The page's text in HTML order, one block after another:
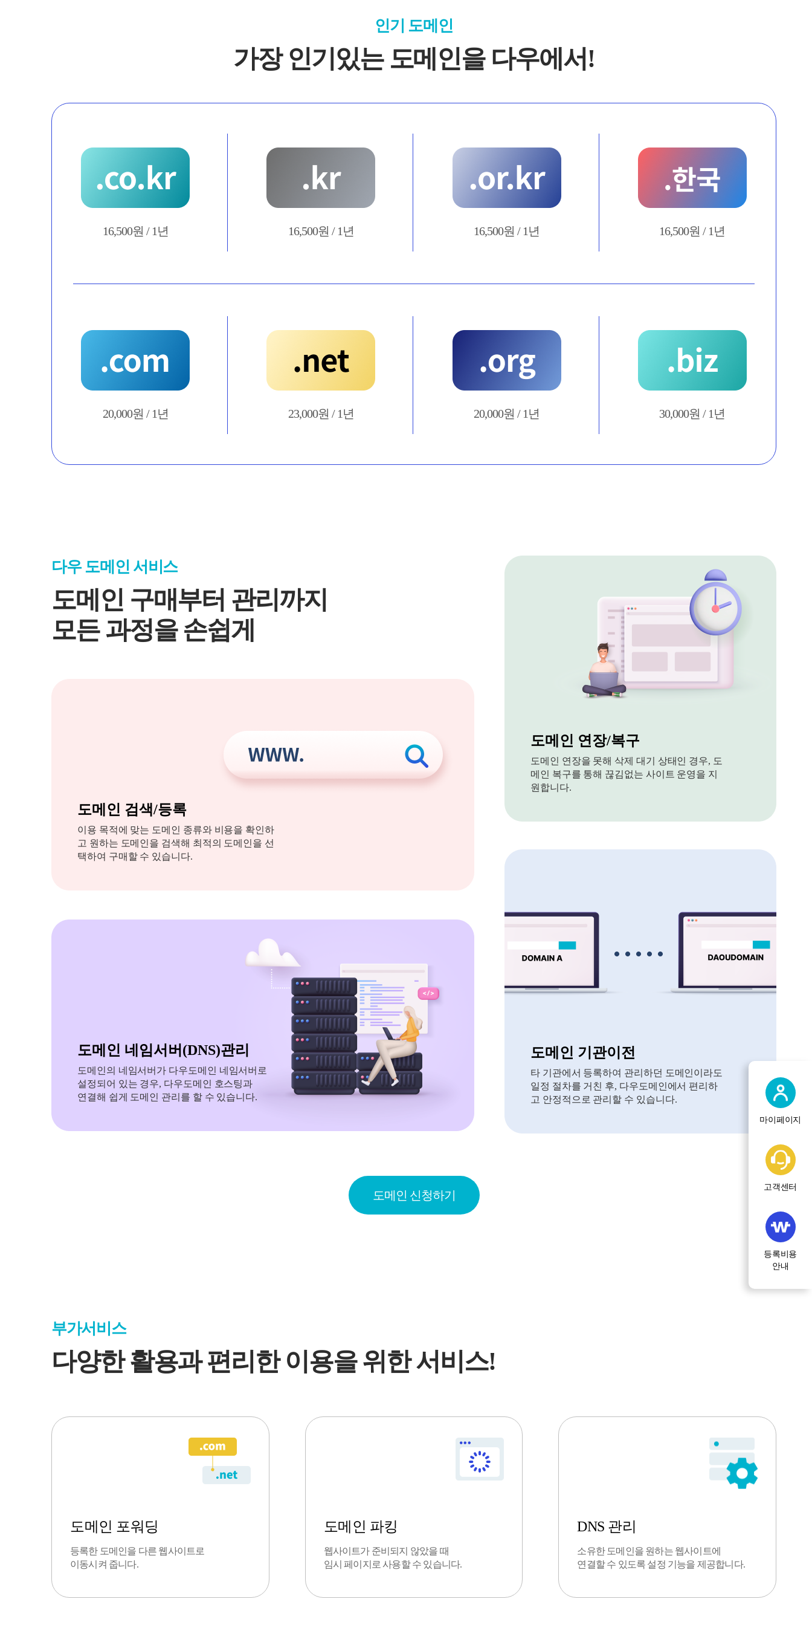
인기 도메인
가장 인기있는 도메인을 다우에서!
16,500원 / 1년 16,500원 / 1년 16,500원 / 1년 16,500원 / 1년
20,000원 / 1년 23,000원 / 1년 20,000원 / 1년 30,000원 / 1년
다우 도메인 서비스
도메인 구매부터 관리까지
모든 과정을 손쉽게
도메인 검색/등록
이용 목적에 맞는 도메인 종류와 비용을 확인하
고 원하는 도메인을 검색해 최적의 도메인을 선
택하여 구매할 수 있습니다.
도메인 네임서버(DNS)관리
도메인의 네임서버가 다우도메인 네임서버로
설정되어 있는 경우, 다우도메인 호스팅과
연결해 쉽게 도메인 관리를 할 수 있습니다.
도메인 연장/복구
도메인 연장을 못해 삭제 대기 상태인 경우, 도
메인 복구를 통해 끊김없는 사이트 운영을 지
원합니다.
도메인 기관이전
타 기관에서 등록하여 관리하던 도메인이라도
일정 절차를 거친 후, 다우도메인에서 편리하
고 안정적으로 관리할 수 있습니다.
도메인 신청하기
부가서비스
다양한 활용과 편리한 이용을 위한 서비스!
도메인 포워딩
등록한 도메인을 다른 웹사이트로
이동시켜 줍니다.
도메인 파킹
웹사이트가 준비되지 않았을 때
임시 페이지로 사용할 수 있습니다.
DNS 관리
소유한 도메인을 원하는 웹사이트에
연결할 수 있도록 설정 기능을 제공합니다.
마이페이지
고객센터
등록비용
안내